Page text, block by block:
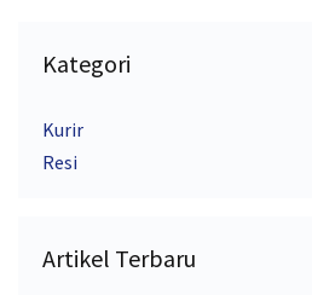
Kategori
Kurir
Resi
Artikel Terbaru